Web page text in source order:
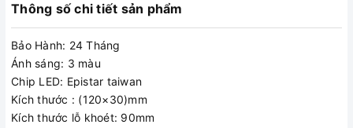
Chế độ chiếu sáng
Chống chói
Chất liệu
Kích thước (mm)
Lỗ khoét
Quang thông
600 Lm/w
Thông số chi tiết sản phẩm
Bảo Hành: 24 Tháng
Ánh sáng: 3 màu
Chip LED: Epistar taiwan
Kích thước : (120×30)mm
Kích thước lỗ khoét: 90mm